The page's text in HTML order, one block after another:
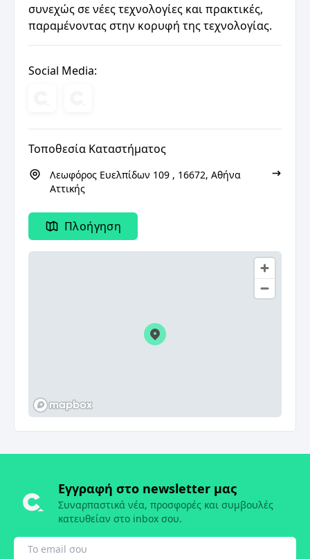
συνεχώς σε νέες τεχνολογίες και πρακτικές,
παραμένοντας στην κορυφή της τεχνολογίας.
Social Media:
Τοποθεσία Καταστήματος
Λεωφόρος Ευελπίδων 109 , 16672, Αθήνα
Αττικής
Πλοήγηση
Εγγραφή στο newsletter μας
Συναρπαστικά νέα, προσφορές και συμβουλές
κατευθείαν στο inbox σου.